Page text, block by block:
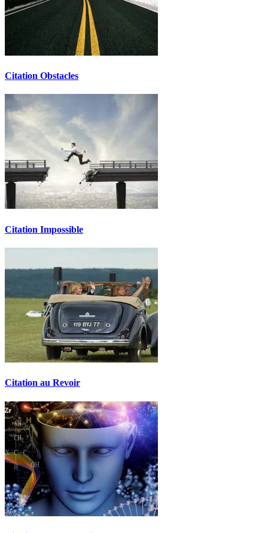
Citation Obstacles
Citation Impossible
Citation au Revoir